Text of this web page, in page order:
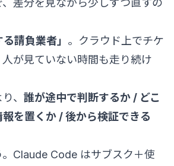
、差分を見ながら少しずつ直すの
請負業者」 。クラウド上でチケ
が見ていない時間も走り続け
、 誰が途中で判断するか / どこ
を置くか / 後から検証できる
Claude Code はサブスク＋使